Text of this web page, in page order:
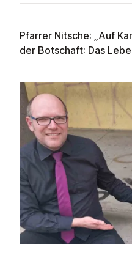
Pfarrer Nitsche: „Auf
der Botschaft: Das